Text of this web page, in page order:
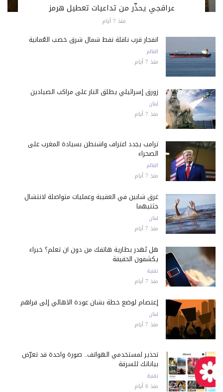
عراقجي يحذّر من تداعيات تعطيل هرمز
منذ 7 أيام
انفجار قرب ناقلة نفط شمال شرق خصب العُمانية
العالم
منذ 7 أيام
زورق إسرائيلي يطلق النار على مراكب الصيادين
لبنان
منذ 7 أيام
ترامب يجدد اعتراف واشنطن بسيادة المغرب على
الصحراء
العالم
منذ 7 أيام
غرق شابين في العقيبة وعمليات متواصلة لانتشال
جثتيهما
لبنان
منذ 7 أيام
هل تُهدر بطارية هاتفك من دون أن تعلم؟ خبراء
يكشفون الحقيقة
تقنية
منذ 7 أيام
إعتصام لوضع خطة بشأن عودة الأهالي إلى قراهم
لبنان
منذ 7 أيام
تحذير لمستخدمي الهواتف.. صورة واحدة قد تعرّض
بياناتك للسرقة
تقنية
منذ 6 أيام